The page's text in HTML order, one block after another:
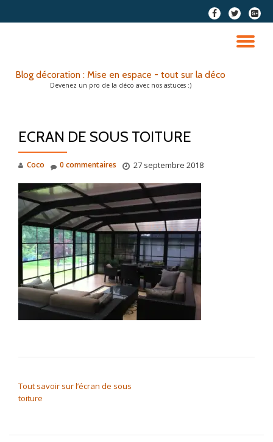
fa-
facebook
fa-
twitter
fa-
plus-
Blog décoration : Mise en espace - tout sur la déco
Devenez un pro de la déco avec nos astuces :)
ECRAN DE SOUS TOITURE
Coco 27 septembre 2018
0 commentaires
Tout savoir sur l’écran de sous
toiture